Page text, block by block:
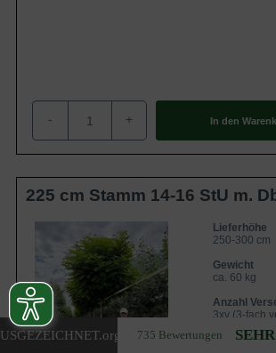
.org 735 Bewertungen
- + In den
225 cm Stamm 14-16 StU m.
Lieferhöhe
250-300 cm
Gewicht
ca. 60 kg
Anzahl
3xv (3-fach